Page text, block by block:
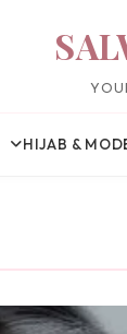
HIJAB &